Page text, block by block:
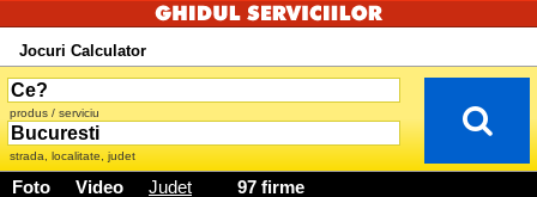
Jocuri Calculator
produs / serviciu
strada, localitate, judet
Foto Video Judet 97 firme